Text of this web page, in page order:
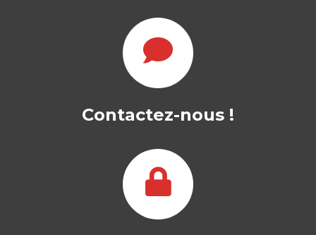
Contactez-nous !